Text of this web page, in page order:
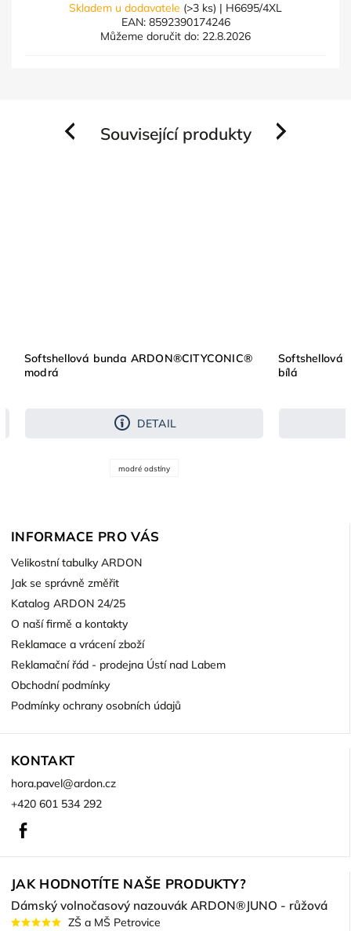
Skladem u dodavatele (>3 ks) | H6695/4XL
EAN: 8592390174246
Můžeme doručit do: 22.8.2026
Související produkty
Previous
Softshellová bunda ARDON®CITYCONIC®
modrá
DETAIL
modré odstíny
Softshellová
bílá
Next
INFORMACE PRO VÁS
Velikostní tabulky ARDON
Jak se správně změřit
Katalog ARDON 24/25
O naší firmě a kontakty
Reklamace a vrácení zboží
Reklamační řád - prodejna Ústí nad Labem
Obchodní podmínky
Podmínky ochrany osobních údajů
KONTAKT
hora.pavel@ardon.cz
+420 601 534 292
JAK HODNOTÍTE NAŠE PRODUKTY?
Dámský volnočasový nazouvák ARDON®JUNO - růžová
ZŠ a MŠ Petrovice